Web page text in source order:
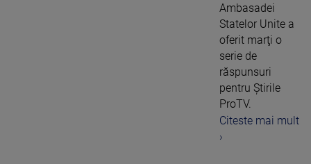
Ambasadei
Statelor Unite a
oferit marţi o
serie de
răspunsuri
pentru Ştirile
ProTV.
Citeste mai mult
›